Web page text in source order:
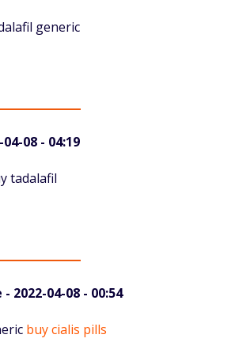
generic
04-08 - 04:19
tadalafil
- 2022-04-08 - 00:54
buy cialis pills